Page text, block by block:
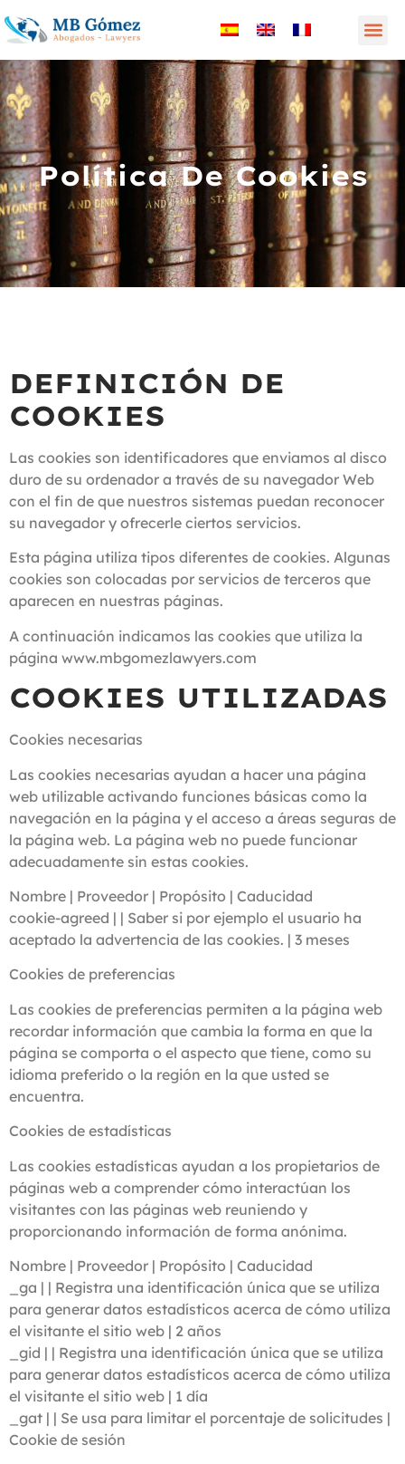
Política De Cookies
DEFINICIÓN DE
COOKIES
Las cookies son identificadores que enviamos al disco
duro de su ordenador a través de su navegador Web
con el fin de que nuestros sistemas puedan reconocer
su navegador y ofrecerle ciertos servicios.
Esta página utiliza tipos diferentes de cookies. Algunas
cookies son colocadas por servicios de terceros que
aparecen en nuestras páginas.
A continuación indicamos las cookies que utiliza la
página www.mbgomezlawyers.com
COOKIES UTILIZADAS
Cookies necesarias
Las cookies necesarias ayudan a hacer una página
web utilizable activando funciones básicas como la
navegación en la página y el acceso a áreas seguras de
la página web. La página web no puede funcionar
adecuadamente sin estas cookies.
Nombre | Proveedor | Propósito | Caducidad
cookie-agreed | | Saber si por ejemplo el usuario ha
aceptado la advertencia de las cookies. | 3 meses
Cookies de preferencias
Las cookies de preferencias permiten a la página web
recordar información que cambia la forma en que la
página se comporta o el aspecto que tiene, como su
idioma preferido o la región en la que usted se
encuentra.
Cookies de estadísticas
Las cookies estadísticas ayudan a los propietarios de
páginas web a comprender cómo interactúan los
visitantes con las páginas web reuniendo y
proporcionando información de forma anónima.
Nombre | Proveedor | Propósito | Caducidad
_ga | | Registra una identificación única que se utiliza
para generar datos estadísticos acerca de cómo utiliza
el visitante el sitio web | 2 años
_gid | | Registra una identificación única que se utiliza
para generar datos estadísticos acerca de cómo utiliza
el visitante el sitio web | 1 día
_gat | | Se usa para limitar el porcentaje de solicitudes |
Cookie de sesión